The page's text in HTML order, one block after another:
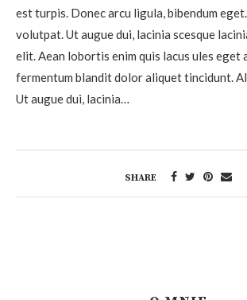
est turpis. Donec arcu ligula, bibendum
volutpat. Ut augue dui, lacinia scesque
elit. Aean lobortis enim quis lacus ules eget
fermentum blandit dolor aliquet tincidunt.
Ut augue dui, lacinia…
SHARE